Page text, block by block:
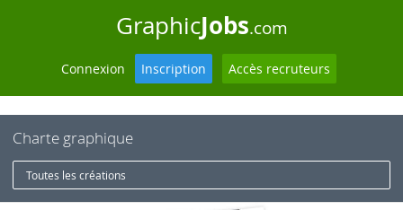
GraphicJobs.com
Connexion Inscription Accès recruteurs
Charte graphique
Toutes les créations